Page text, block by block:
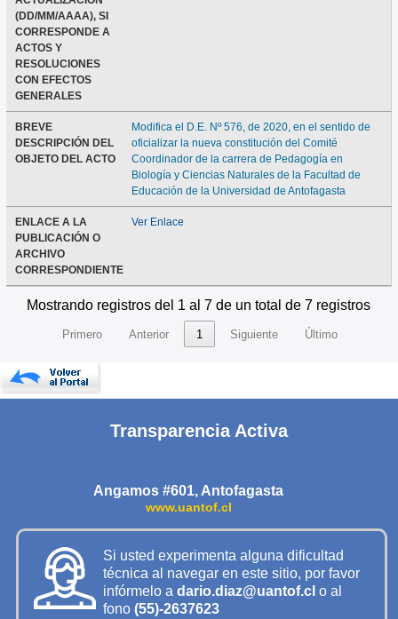
(DD/MM/AAAA), SI
CORRESPONDE A
ACTOS Y
RESOLUCIONES
CON EFECTOS
GENERALES
BREVE
DESCRIPCIÓN DEL
OBJETO DEL ACTO
Modifica el D.E. Nº 576, de 2020, en el sentido de
oficializar la nueva constitución del Comité
Coordinador de la carrera de Pedagogía en
Biología y Ciencias Naturales de la Facultad de
Educación de la Universidad de Antofagasta
ENLACE A LA
PUBLICACIÓN O
ARCHIVO
CORRESPONDIENTE
Ver Enlace
Mostrando registros del 1 al 7 de un total de 7 registros
Primero Anterior 1 Siguiente Último
Transparencia Activa
Angamos #601, Antofagasta
www.uantof.cl
Si usted experimenta alguna dificultad
técnica al navegar en este sitio, por favor
infórmelo a dario.diaz@uantof.cl o al
fono (55)-2637623